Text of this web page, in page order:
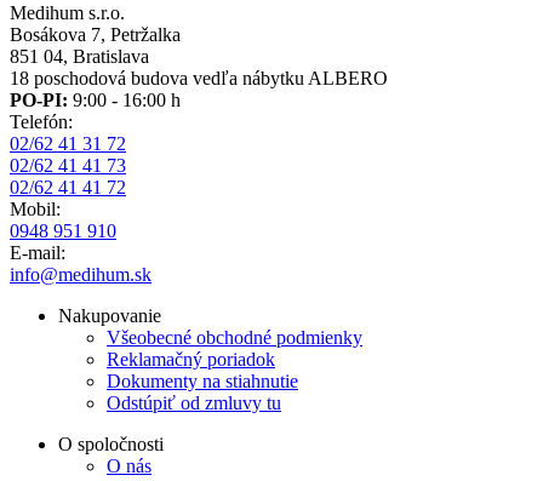
Medihum s.r.o.
Bosákova 7, Petržalka
851 04, Bratislava
18 poschodová budova vedľa nábytku ALBERO
PO-PI: 9:00 - 16:00 h
Telefón:
02/62 41 31 72
02/62 41 41 73
02/62 41 41 72
Mobil:
0948 951 910
E-mail:
info@medihum.sk
Nakupovanie
Všeobecné obchodné podmienky
Reklamačný poriadok
Dokumenty na stiahnutie
Odstúpiť od zmluvy tu
O spoločnosti
O nás